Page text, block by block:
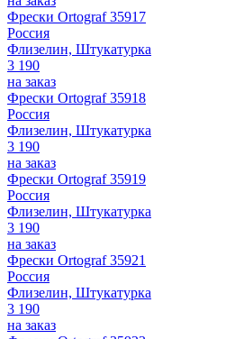
Фрески Ortograf 35917
Россия
Флизелин, Штукатурка
3 190
на заказ
Фрески Ortograf 35918
Россия
Флизелин, Штукатурка
3 190
на заказ
Фрески Ortograf 35919
Россия
Флизелин, Штукатурка
3 190
на заказ
Фрески Ortograf 35921
Россия
Флизелин, Штукатурка
3 190
на заказ